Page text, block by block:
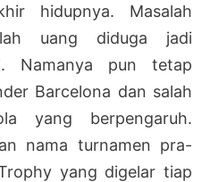
hidupnya. Masalah
uang diduga jadi
Namanya pun tetap
Barcelona dan salah
yang berpengaruh.
nama turnamen pra-
yang digelar tiap